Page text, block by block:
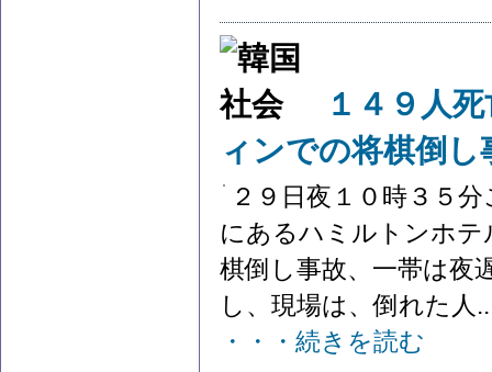
１４９人
ィンでの将棋倒
２９日夜１０時３５
にあるハミルトンホ
棋倒し事故、一帯は夜
し、現場は、倒れた人
・・・続きを読む